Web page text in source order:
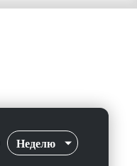
Неделю